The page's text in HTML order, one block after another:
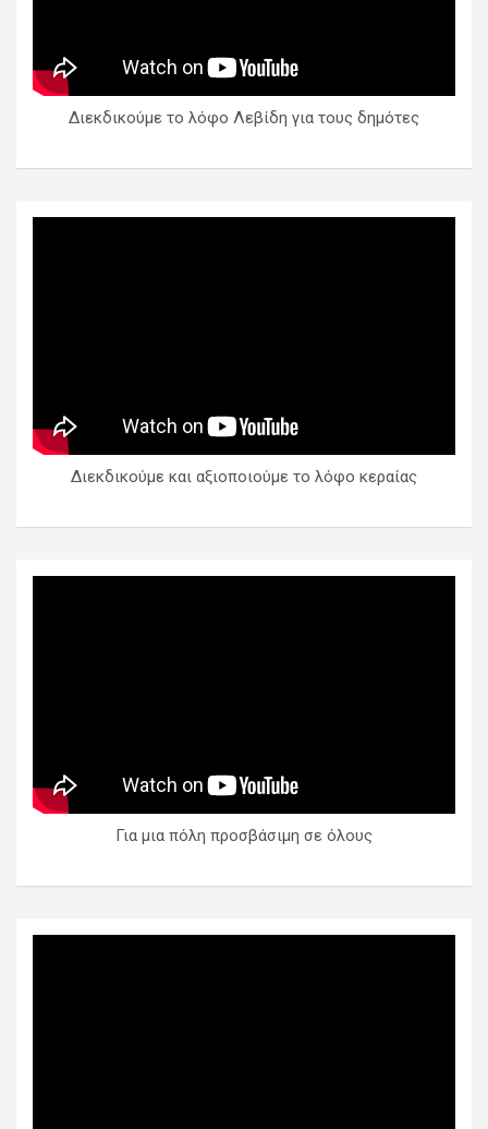
Διεκδικούμε το λόφο Λεβίδη για τους δημότες
Διεκδικούμε και αξιοποιούμε το λόφο κεραίας
Για μια πόλη προσβάσιμη σε όλους